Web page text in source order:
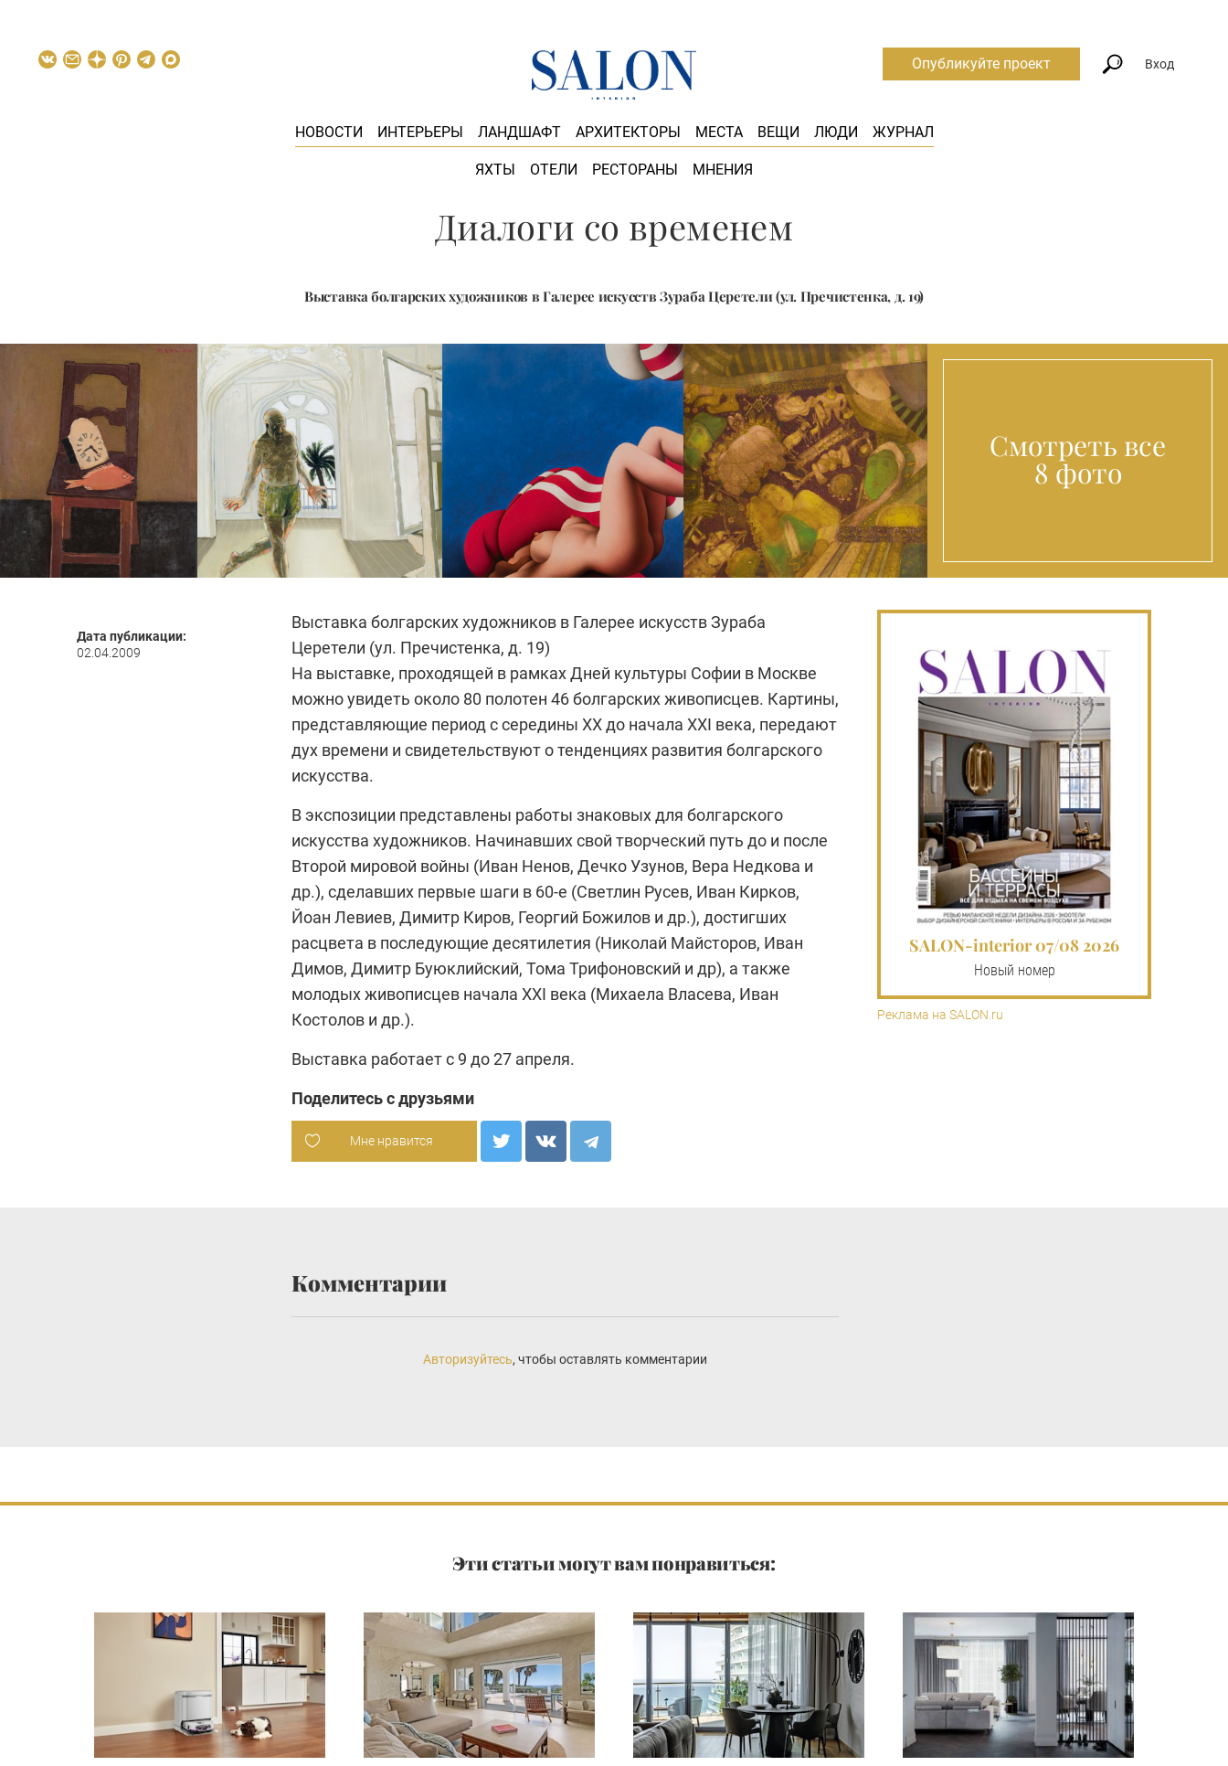
НОВОСТИ ИНТЕРЬЕРЫ ЛАНДШАФТ АРХИТЕКТОРЫ МЕСТА ВЕЩИ ЛЮДИ ЖУРНАЛ
ЯХТЫ ОТЕЛИ РЕСТОРАНЫ МНЕНИЯ
Опубликуйте проект Вход
Диалоги со временем
Выставка болгарских художников в Галерее искусств Зураба Церетели (ул. Пречистенка, д. 19)
Смотреть все
8 фото
Дата публикации:
02.04.2009
Выставка болгарских художников в Галерее искусств Зураба
Церетели (ул. Пречистенка, д. 19)
На выставке, проходящей в рамках Дней культуры Софии в Москве
можно увидеть около 80 полотен 46 болгарских живописцев. Картины,
представляющие период с середины ХХ до начала ХХI века, передают
дух времени и свидетельствуют о тенденциях развития болгарского
искусства.
В экспозиции представлены работы знаковых для болгарского
искусства художников. Начинавших свой творческий путь до и после
Второй мировой войны (Иван Ненов, Дечко Узунов, Вера Недкова и
др.), сделавших первые шаги в 60-е (Светлин Русев, Иван Кирков,
Йоан Левиев, Димитр Киров, Георгий Божилов и др.), достигших
расцвета в последующие десятилетия (Николай Майсторов, Иван
Димов, Димитр Буюклийский, Тома Трифоновский и др), а также
молодых живописцев начала XXI века (Михаела Власева, Иван
Костолов и др.).
Выставка работает с 9 до 27 апреля.
Поделитесь с друзьями
Мне нравится
SALON-interior 07/08 2026
Новый номер
Реклама на SALON.ru
Комментарии
Авторизуйтесь, чтобы оставлять комментарии
Эти статьи могут вам понравиться: